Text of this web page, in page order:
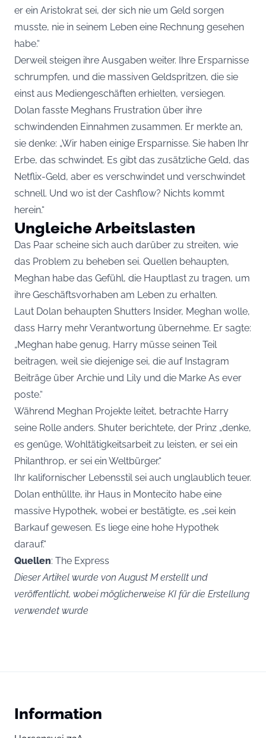
er ein Aristokrat sei, der sich nie um Geld sorgen
musste, nie in seinem Leben eine Rechnung gesehen
habe.“
Derweil steigen ihre Ausgaben weiter. Ihre Ersparnisse
schrumpfen, und die massiven Geldspritzen, die sie
einst aus Mediengeschäften erhielten, versiegen.
Dolan fasste Meghans Frustration über ihre
schwindenden Einnahmen zusammen. Er merkte an,
sie denke: „Wir haben einige Ersparnisse. Sie haben Ihr
Erbe, das schwindet. Es gibt das zusätzliche Geld, das
Netflix-Geld, aber es verschwindet und verschwindet
schnell. Und wo ist der Cashflow? Nichts kommt
herein.“
Ungleiche Arbeitslasten
Das Paar scheine sich auch darüber zu streiten, wie
das Problem zu beheben sei. Quellen behaupten,
Meghan habe das Gefühl, die Hauptlast zu tragen, um
ihre Geschäftsvorhaben am Leben zu erhalten.
Laut Dolan behaupten Shutters Insider, Meghan wolle,
dass Harry mehr Verantwortung übernehme. Er sagte:
„Meghan habe genug, Harry müsse seinen Teil
beitragen, weil sie diejenige sei, die auf Instagram
Beiträge über Archie und Lily und die Marke As ever
poste.“
Während Meghan Projekte leitet, betrachte Harry
seine Rolle anders. Shuter berichtete, der Prinz „denke,
es genüge, Wohltätigkeitsarbeit zu leisten, er sei ein
Philanthrop, er sei ein Weltbürger.“
Ihr kalifornischer Lebensstil sei auch unglaublich teuer.
Dolan enthüllte, ihr Haus in Montecito habe eine
massive Hypothek, wobei er bestätigte, es „sei kein
Barkauf gewesen. Es liege eine hohe Hypothek
darauf.“
Quellen: The Express
Dieser Artikel wurde von August M erstellt und
veröffentlicht, wobei möglicherweise KI für die Erstellung
verwendet wurde
Information